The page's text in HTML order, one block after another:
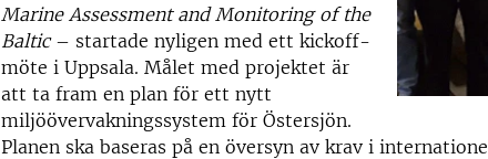
Marine Assessment and Monitoring of the
Baltic ­– startade nyligen med ett kickoff-
möte i Uppsala. Målet med projektet är
att ta fram en plan för ett nytt
miljöövervakningssystem för Östersjön.
Planen ska baseras på en översyn av krav i